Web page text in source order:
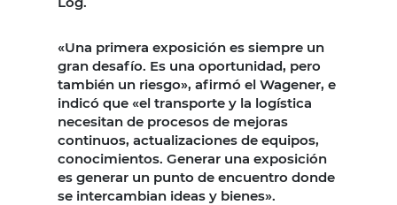
«Una primera exposición es siempre un
gran desafío. Es una oportunidad, pero
también un riesgo», afirmó el Wagener, e
indicó que «el transporte y la logística
necesitan de procesos de mejoras
continuos, actualizaciones de equipos,
conocimientos. Generar una exposición
es generar un punto de encuentro donde
se intercambian ideas y bienes».